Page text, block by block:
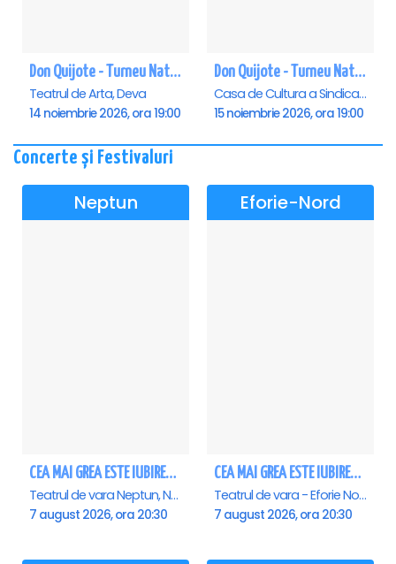
Don Quijote - Turneu National de balet - Deva
Teatrul de Arta, Deva
14 noiembrie 2026, ora 19:00
Don Quijote - Turneu National de balet - Oradea
Casa de Cultura a Sindicatelor , Oradea
15 noiembrie 2026, ora 19:00
Concerte și Festivaluri
Neptun
CEA MAI GREA ESTE IUBIREA - Neptun
Teatrul de vara Neptun, Neptun
7 august 2026, ora 20:30
Eforie-Nord
CEA MAI GREA ESTE IUBIREA - Eforie Nord
Teatrul de vara - Eforie Nord, Eforie-Nord
7 august 2026, ora 20:30